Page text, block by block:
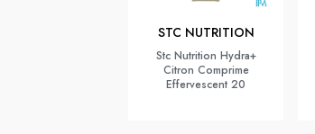
STC NUTRITION
Stc Nutrition Hydra+
Citron Comprime
Effervescent 20